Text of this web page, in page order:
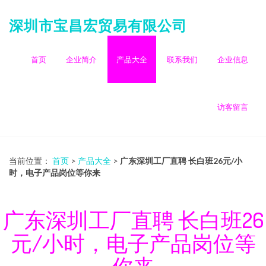
深圳市宝昌宏贸易有限公司
首页 企业简介 产品大全 联系我们 企业信息
访客留言
当前位置： 首页 > 产品大全 > 广东深圳工厂直聘 长白班26元/小
时，电子产品岗位等你来
广东深圳工厂直聘 长白班26
元/小时，电子产品岗位等